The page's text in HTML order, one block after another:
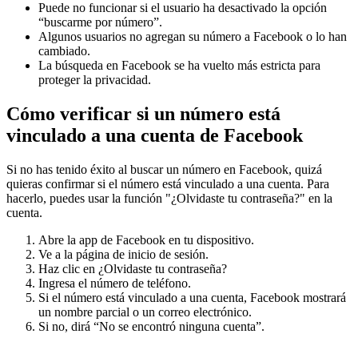
Puede no funcionar si el usuario ha desactivado la opción
“buscarme por número”.
Algunos usuarios no agregan su número a Facebook o lo han
cambiado.
La búsqueda en Facebook se ha vuelto más estricta para
proteger la privacidad.
Cómo verificar si un número está
vinculado a una cuenta de Facebook
Si no has tenido éxito al buscar un número en Facebook, quizá
quieras confirmar si el número está vinculado a una cuenta. Para
hacerlo, puedes usar la función "¿Olvidaste tu contraseña?" en la
cuenta.
Abre la app de Facebook en tu dispositivo.
Ve a la página de inicio de sesión.
Haz clic en ¿Olvidaste tu contraseña?
Ingresa el número de teléfono.
Si el número está vinculado a una cuenta, Facebook mostrará
un nombre parcial o un correo electrónico.
Si no, dirá “No se encontró ninguna cuenta”.